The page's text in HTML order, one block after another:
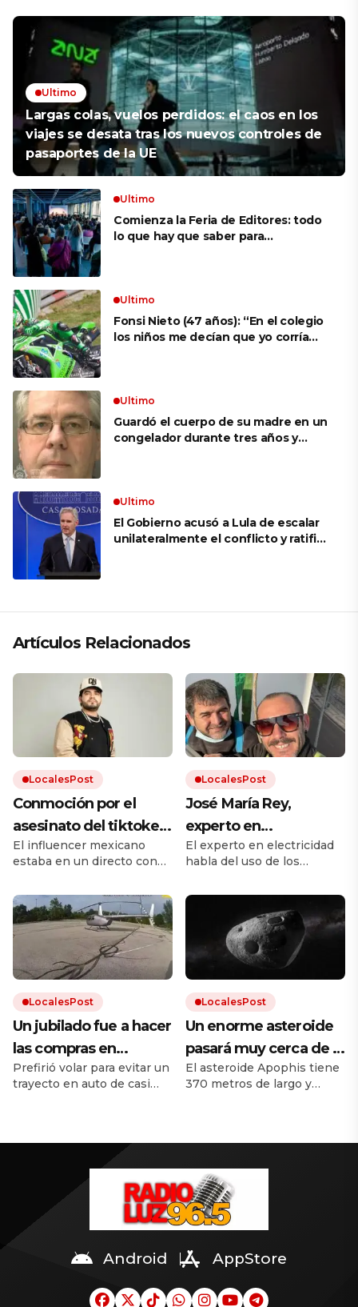
Ultimo
Largas colas, vuelos perdidos: el caos en los
viajes se desata tras los nuevos controles de
pasaportes de la UE
Ultimo
Comienza la Feria de Editores: todo
lo que hay que saber para
Ultimo
Fonsi Nieto (47 años): “En el colegio
los niños me decían que yo corría
Ultimo
Guardó el cuerpo de su madre en un
congelador durante tres años y
Ultimo
El Gobierno acusó a Lula de escalar
unilateralmente el conflicto y ratificó
Artículos Relacionados
LocalesPost
Conmoción por el
asesinato del tiktoker
César Gastélum: le
dispararon mientras
transmitía en vivo en
plena calle
El influencer mexicano
estaba en un directo con
espectadores cuando
recibió un balazo mortal.
Quién era el joven, las
primeras hipótesis y el
antecedente del asesinato
de Valeria Márquez.
LocalesPost
José María Rey,
experto en
climatización: “La
gente no sabe usar el
aire acondicionado;
hay que programar
una temperatura ideal
y dejarlo que trabaje”
El experto en electricidad
habla del uso de los
acondicionado con la
llegada del calor.
LocalesPost
Un jubilado fue a hacer
las compras en
helicóptero para evitar
el tráfico
Prefirió volar para evitar un
trayecto en auto de casi
LocalesPost
Un enorme asteroide
pasará muy cerca de la
Tierra y los científicos
temen que traiga
El asteroide Apophis tiene
370 metros de largo y
cerca del asteroide para
en la nota.
Android AppStore